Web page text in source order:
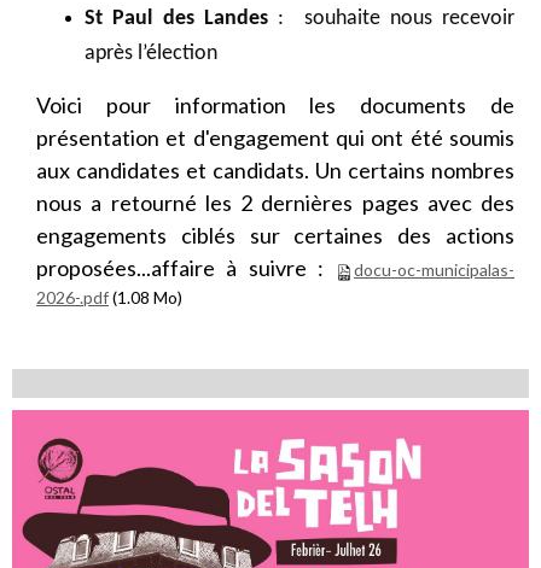
St Paul des Landes: souhaite nous recevoir
après l’élection
Voici pour information les documents de
présentation et d'engagement qui ont été soumis
aux candidates et candidats. Un certains nombres
nous a retourné les 2 dernières pages avec des
engagements ciblés sur certaines des actions
proposées...affaire à suivre :
docu-oc-municipalas-
2026-.pdf(1.08 Mo)